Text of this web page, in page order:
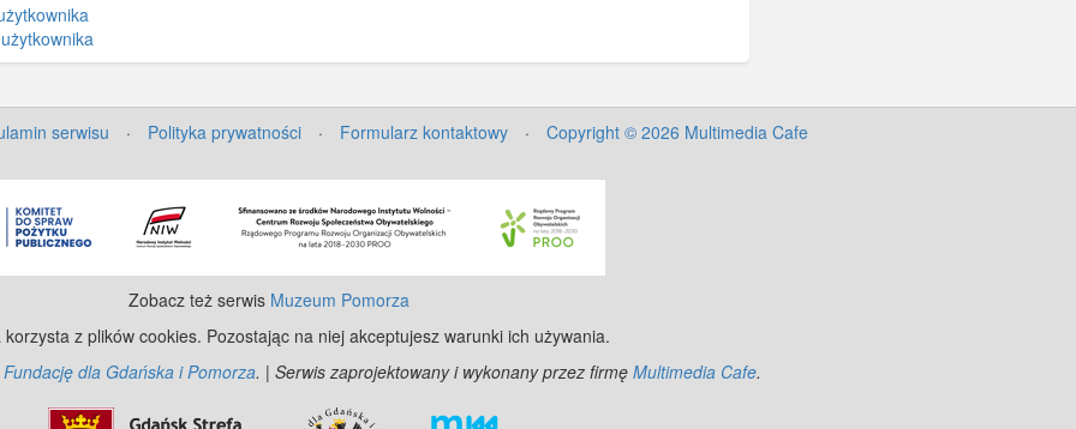
©OpenStreetMap contributors.
serwisu · Polityka prywatności · Formularz kontaktowy · Copyright © 2026 Multimedia Cafe
Zobacz też serwis Muzeum Pomorza
korzysta z plików cookies. Pozostając na niej akceptujesz warunki ich używania.
Fundację dla Gdańska i Pomorza. | Serwis zaprojektowany i wykonany przez firmę Multimedia Cafe.